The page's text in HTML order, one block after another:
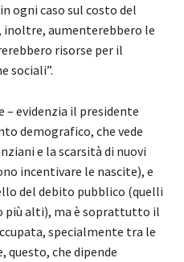
ogni caso sul costo del
inoltre, aumenterebbero le
risorse per il
sociali”.
– evidenzia il presidente
demografico, che vede
e la scarsità di nuovi
incentivare le nascite), e
del debito pubblico (quelli
più alti), ma è soprattutto il
specialmente tra le
questo, che dipende